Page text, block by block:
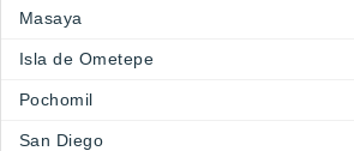
Masaya
Isla de Ometepe
Pochomil
San Diego